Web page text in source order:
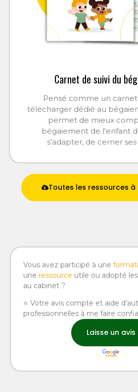
Carnet de suivi du
Pensé comme un
télécharger dédié au
permet de mieux
bégaiement de l'enfant
s'adapter, de cerner ses
Toutes les ressources
Vous avez participé à une
uneressource utile ou adopté les
au cabinet ?
⭐ Votre avis compte et aide
professionnelles à me faire
Laisse un avis